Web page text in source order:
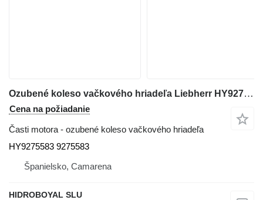
Ozubené koleso vačkového hriadeľa Liebherr HY9275583 na terénneho žeriavu Liebherr LTM CRANES
Cena na požiadanie
Časti motora - ozubené koleso vačkového hriadeľa
HY9275583 9275583
Španielsko, Camarena
HIDROBOYAL SLU